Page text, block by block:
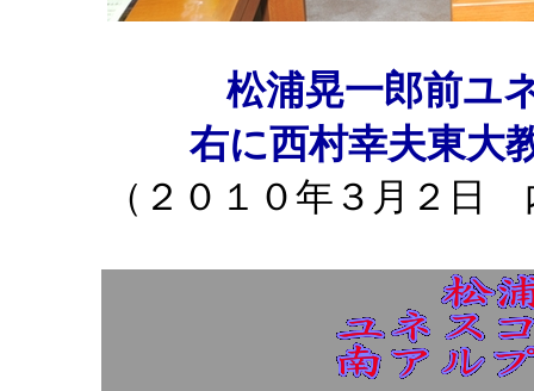
松浦晃一郎前ユ
右に西村幸夫東大
（２０１０年３月２日